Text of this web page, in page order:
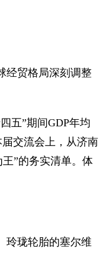
贸格局深刻调整
五”期间GDP年均
交流会上，从济南
”的务实清单。体
珑轮胎的塞尔维